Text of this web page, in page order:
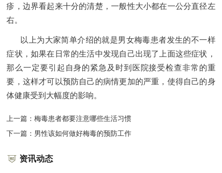
疹，边界看起来十分的清楚，一般性大小都在一公分直径左
右。
以上为大家简单介绍的就是男女梅毒患者发生的不一样
症状，如果在日常的生活中发现自己出现了上面这些症状，
那么一定要引起自身的紧急及时到医院接受检查非常的重
要，这样才可以预防自己的病情更加的严重，使得自己的身
体健康受到大幅度的影响。
上一篇：梅毒患者都要注意哪些生活习惯
下一篇： 男性该如何做好梅毒的预防工作
资讯动态